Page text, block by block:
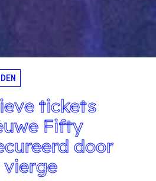
tickets
Fifty
door